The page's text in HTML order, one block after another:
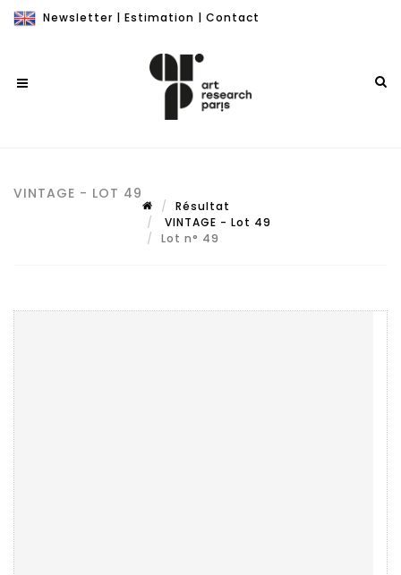
Newsletter | Estimation | Contact
VINTAGE - LOT 49
Résultat
VINTAGE - Lot 49
Lot n° 49